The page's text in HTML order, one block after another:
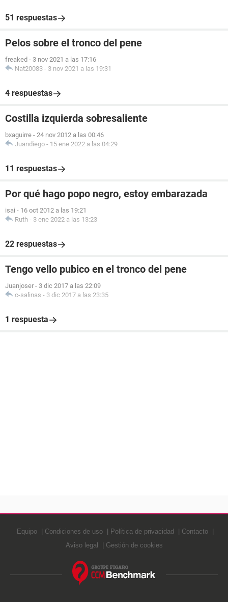
51 respuestas
Pelos sobre el tronco del pene
freaked - 3 nov 2021 a las 17:16
Nat20083 - 3 nov 2021 a las 19:31
4 respuestas
Costilla izquierda sobresaliente
bxaguirre - 24 nov 2012 a las 00:46
Juandiego - 15 ene 2022 a las 04:29
11 respuestas
Por qué hago popo negro, estoy embarazada
isai - 16 oct 2012 a las 19:21
Ruth - 3 ene 2022 a las 13:23
22 respuestas
Tengo vello pubico en el tronco del pene
Juanjoser - 3 dic 2017 a las 22:09
c-salinas - 3 dic 2017 a las 23:35
1 respuesta
Equipo Condiciones de uso Política de privacidad
Contacto
Aviso legal
Gestión de cookies